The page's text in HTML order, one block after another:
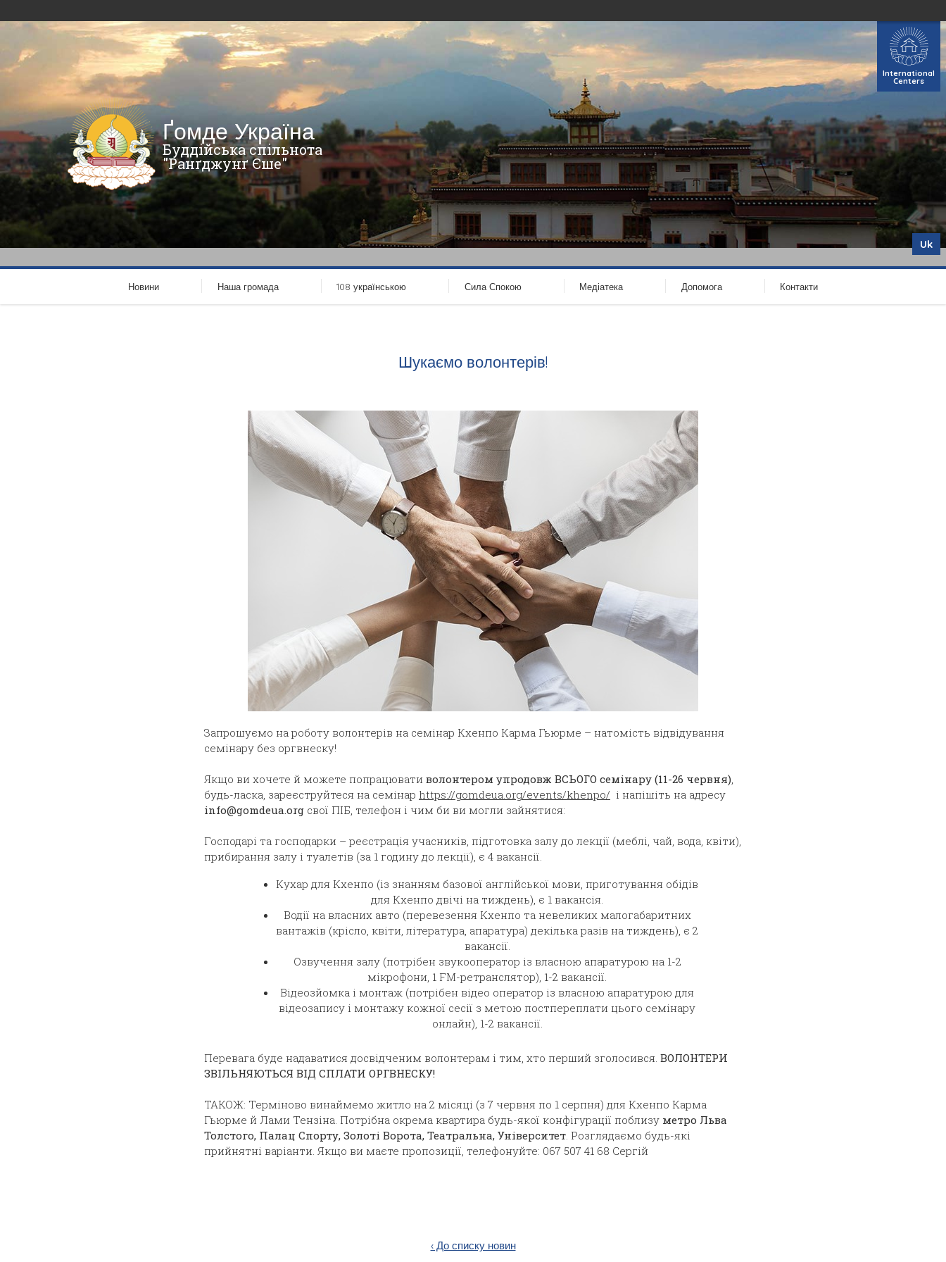
International
Centers
Ґомде Україна
Буддійська спільнота
"Ранґджунґ Єше"
Uk
Новини Наша громада 108 українською Сила Спокою Медіатека Допомога Контакти
Шукаємо волонтерів!
Запрошуємо на роботу волонтерів на семінар Кхенпо Карма Гьюрме – натомість відвідування
семінару без оргвнеску!
Якщо ви хочете й можете попрацювати волонтером упродовж ВСЬОГО семінару (11-26 червня),
будь-ласка, зареєструйтеся на семінар https://gomdeua.org/events/khenpo/ і напішіть на адресу
info@gomdeua.org свої ПІБ, телефон і чим би ви могли зайнятися:
Господарі та господарки – реєстрація учасників, підготовка залу до лекції (меблі, чай, вода, квіти),
прибирання залу і туалетів (за 1 годину до лекції), є 4 вакансії.
Кухар для Кхенпо (із знанням базової англійської мови, приготування обідів
для Кхенпо двічі на тиждень), є 1 вакансія.
Водії на власних авто (перевезення Кхенпо та невеликих малогабаритних
вантажів (крісло, квіти, література, апаратура) декілька разів на тиждень), є 2
вакансії.
Озвучення залу (потрібен звукооператор із власною апаратурою на 1-2
мікрофони, 1 FM-ретранслятор), 1-2 вакансії.
Відеозйомка і монтаж (потрібен відео оператор із власною апаратурою для
відеозапису і монтажу кожної сесії з метою постпереплати цього семінару
онлайн), 1-2 вакансії.
Перевага буде надаватися досвідченим волонтерам і тим, хто перший зголосився. ВОЛОНТЕРИ
ЗВІЛЬНЯЮТЬСЯ ВІД СПЛАТИ ОРГВНЕСКУ!
ТАКОЖ: Терміново винаймемо житло на 2 місяці (з 7 червня по 1 серпня) для Кхенпо Карма
Гьюрме й Лами Тензіна. Потрібна окрема квартира будь-якої конфігурації поблизу метро Льва
Толстого, Палац Спорту, Золоті Ворота, Театральна, Університет. Розглядаємо будь-які
прийнятні варіанти. Якщо ви маєте пропозиції, телефонуйте: 067 507 41 68 Сергій
‹ До списку новин